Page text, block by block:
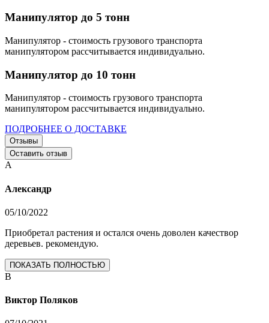
Манипулятор до 5 тонн
Манипулятор - стоимость грузового транспорта
манипулятором рассчитывается индивидуально.
Манипулятор до 10 тонн
Манипулятор - стоимость грузового транспорта
манипулятором рассчитывается индивидуально.
ПОДРОБНЕЕ О ДОСТАВКЕ
Отзывы
Оставить отзыв
А
Александр
05/10/2022
Приобретал растения и остался очень доволен качествор
деревьев. рекомендую.
ПОКАЗАТЬ ПОЛНОСТЬЮ
В
Виктор Поляков